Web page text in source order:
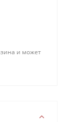
и может